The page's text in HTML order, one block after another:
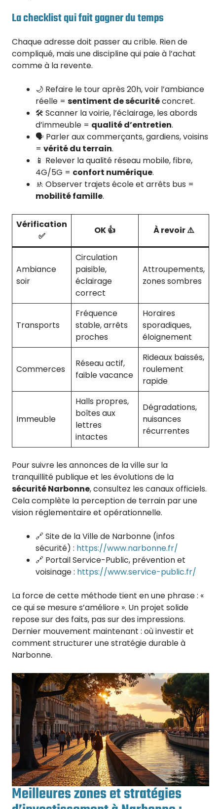
La checklist qui fait gagner du temps
Chaque adresse doit passer au crible. Rien de
compliqué, mais une discipline qui paie à l’achat
comme à la revente.
🌙 Refaire le tour après 20h, voir l’ambiance
réelle = sentiment de sécuritéconcret.
🛠️ Scanner la voirie, l’éclairage, les abords
d’immeuble = qualité d’entretien.
🗣️ Parler aux commerçants, gardiens, voisins
= vérité du terrain.
📱 Relever la qualité réseau mobile, fibre,
4G/5G = confort numérique.
🚸 Observer trajets école et arrêts bus =
mobilité famille.
Vérification
✅
OK 👍 À revoir ⚠️
Ambiance
soir
Circulation
paisible,
éclairage
correct
Attroupements,
zones sombres
Transports
Fréquence
stable, arrêts
proches
Horaires
sporadiques,
éloignement
Commerces
Réseau actif,
faible vacance
Rideaux baissés,
roulement
rapide
Immeuble
Halls propres,
boîtes aux
lettres
intactes
Dégradations,
nuisances
récurrentes
Pour suivre les annonces de la ville sur la
tranquillité publique et les évolutions de la
sécurité Narbonne, consultez les canaux officiels.
Cela complète la perception de terrain par une
vision réglementaire et opérationnelle.
🔗 Site de la Ville de Narbonne (infos
sécurité) : https://www.narbonne.fr/
🔗 Portail Service-Public, prévention et
voisinage : https://www.service-public.fr/
La force de cette méthode tient en une phrase : «
ce qui se mesure s’améliore ». Un projet solide
repose sur des faits, pas sur des impressions.
Dernier mouvement maintenant : où investir et
comment structurer une stratégie durable à
Narbonne.
Meilleures zones et stratégies